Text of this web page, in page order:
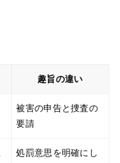
趣旨の違い
被害の申告と捜査の
要請
処罰意思を明確にし